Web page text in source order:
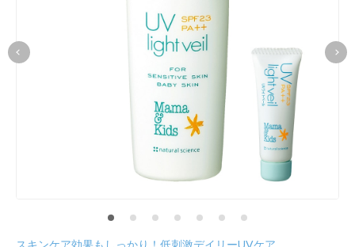
スキンケア効果もしっかり！低刺激デイリーUVケア